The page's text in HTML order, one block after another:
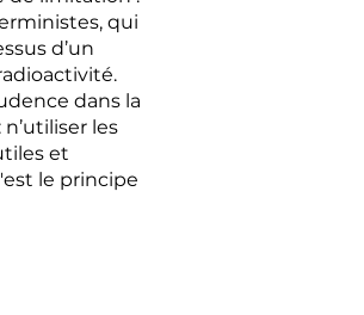
qui
d’un
dans la
les
et
le principe